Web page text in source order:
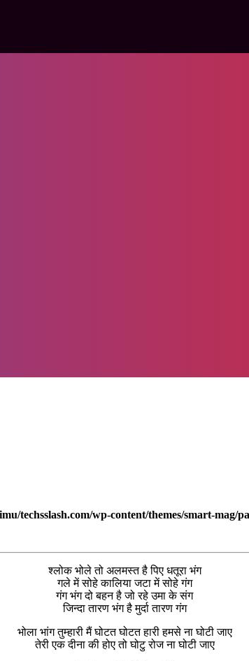
techsslash.com/wp-content/themes/smart-mag/
श्लोक भोले तो अलमस्त है पिए धतूरा भंग
गले में सोहे कालिया जटा में सोहे गंग
गंग भंग दो बहन है जो रहे उमा के संग
जिन्दा तारण भंग है मुर्दा तारण गंग
भोला भांग तुम्हारी मैं घोटत घोटत हारी हमसे ना घोटी जाए
तेरी एक दीना की होए तो घोटु रोज ना घोटी जाए